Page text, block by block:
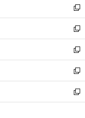
く
で
開
く
ド
ウ
で
開
く
ィ
ン
ド
ウ
で
開
く
い
ウ
ィ
ン
ド
ウ
で
開
く
新
し
い
ウ
ィ
ン
ド
ウ
で
開
新
し
い
ウ
ィ
ン
ド
ウ
新
し
い
ウ
ィ
ン
新
し
い
ウ
新
し